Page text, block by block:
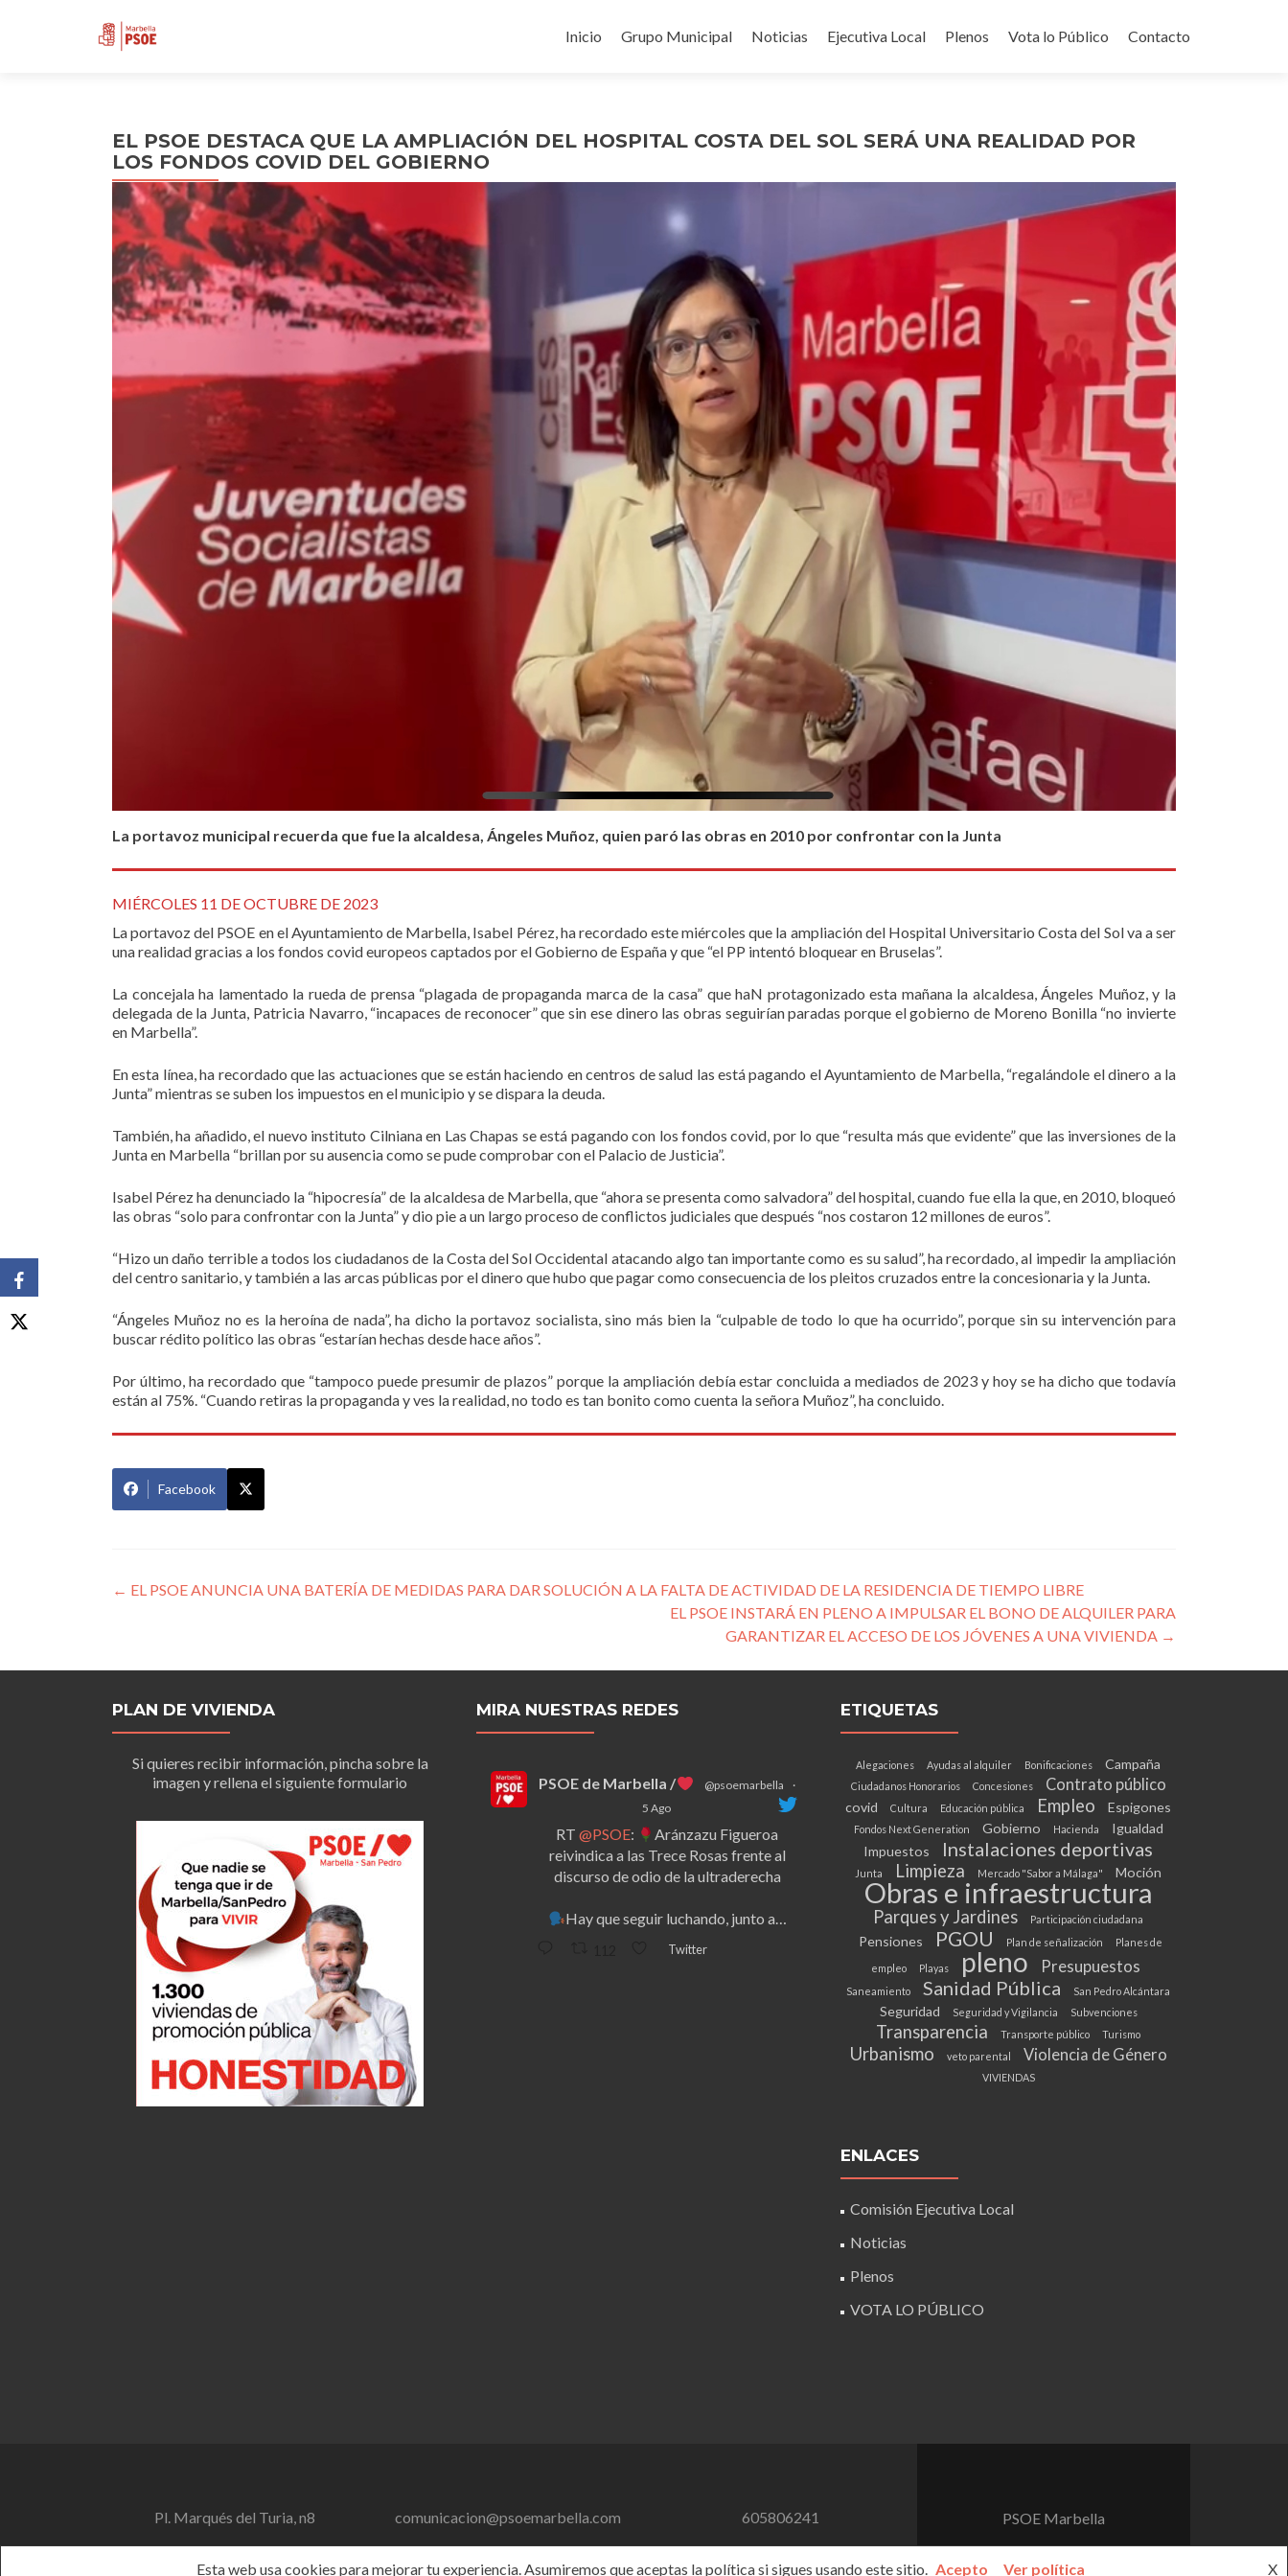
al
Inicio Grupo Municipal Noticias Ejecutiva Local Plenos Vota lo Público Contacto
EL PSOE DESTACA QUE LA AMPLIACIÓN DEL HOSPITAL COSTA DEL SOL SERÁ UNA REALIDAD POR
LOS FONDOS COVID DEL GOBIERNO
La portavoz municipal recuerda que fue la alcaldesa, Ángeles Muñoz, quien paró las obras en 2010 por confrontar con la Junta
MIÉRCOLES 11 DE OCTUBRE DE 2023
La portavoz del PSOE en el Ayuntamiento de Marbella, Isabel Pérez, ha recordado este miércoles que la ampliación del Hospital Universitario Costa del Sol va a ser
una realidad gracias a los fondos covid europeos captados por el Gobierno de España y que “el PP intentó bloquear en Bruselas”.
La concejala ha lamentado la rueda de prensa “plagada de propaganda marca de la casa” que haN protagonizado esta mañana la alcaldesa, Ángeles Muñoz, y la
delegada de la Junta, Patricia Navarro, “incapaces de reconocer” que sin ese dinero las obras seguirían paradas porque el gobierno de Moreno Bonilla “no invierte
en Marbella”.
En esta línea, ha recordado que las actuaciones que se están haciendo en centros de salud las está pagando el Ayuntamiento de Marbella, “regalándole el dinero a la
Junta” mientras se suben los impuestos en el municipio y se dispara la deuda.
También, ha añadido, el nuevo instituto Cilniana en Las Chapas se está pagando con los fondos covid, por lo que “resulta más que evidente” que las inversiones de la
Junta en Marbella “brillan por su ausencia como se pude comprobar con el Palacio de Justicia”.
Isabel Pérez ha denunciado la “hipocresía” de la alcaldesa de Marbella, que “ahora se presenta como salvadora” del hospital, cuando fue ella la que, en 2010, bloqueó
las obras “solo para confrontar con la Junta” y dio pie a un largo proceso de conflictos judiciales que después “nos costaron 12 millones de euros”.
“Hizo un daño terrible a todos los ciudadanos de la Costa del Sol Occidental atacando algo tan importante como es su salud”, ha recordado, al impedir la ampliación
del centro sanitario, y también a las arcas públicas por el dinero que hubo que pagar como consecuencia de los pleitos cruzados entre la concesionaria y la Junta.
“Ángeles Muñoz no es la heroína de nada”, ha dicho la portavoz socialista, sino más bien la “culpable de todo lo que ha ocurrido”, porque sin su intervención para
buscar rédito político las obras “estarían hechas desde hace años”.
Por último, ha recordado que “tampoco puede presumir de plazos” porque la ampliación debía estar concluida a mediados de 2023 y hoy se ha dicho que todavía
están al 75%. “Cuando retiras la propaganda y ves la realidad, no todo es tan bonito como cuenta la señora Muñoz”, ha concluido.
Facebook
Navegación
← EL PSOE ANUNCIA UNA BATERÍA DE MEDIDAS PARA DAR SOLUCIÓN A LA FALTA DE ACTIVIDAD DE LA RESIDENCIA DE TIEMPO LIBRE
EL PSOE INSTARÁ EN PLENO A IMPULSAR EL BONO DE ALQUILER PARA
GARANTIZAR EL ACCESO DE LOS JÓVENES A UNA VIVIENDA →
PLAN DE VIVIENDA
Si quieres recibir información, pincha sobre la
imagen y rellena el siguiente formulario
MIRA NUESTRAS REDES
PSOE de Marbella / @psoemarbella
·
5 Ago
RT @PSOE:
Aránzazu Figueroa
reivindica a las Trece Rosas frente al
discurso de odio de la ultraderecha
Hay que seguir luchando, junto a…
Twitter
ETIQUETAS
Alegaciones Ayudas al alquiler Bonificaciones Campaña
Ciudadanos Honorarios Concesiones Contrato público
covid Cultura Educación pública Empleo Espigones
Fondos Next Generation Gobierno Hacienda
Igualdad
Impuestos
Instalaciones deportivas
Junta Limpieza Mercado "Sabor a Málaga" Moción
Obras e infraestructura
Parques y Jardines Participación ciudadana
Pensiones PGOU Plan de señalización Planes de
empleo Playas pleno Presupuestos
Saneamiento Sanidad Pública San Pedro Alcántara
Seguridad Seguridad y Vigilancia Subvenciones
Transparencia Transporte público Turismo
Urbanismo veto parental Violencia de Género
VIVIENDAS
ENLACES
Comisión Ejecutiva Local
Noticias
Plenos
VOTA LO PÚBLICO
Pl. Marqués del Turia, n8 comunicacion@psoemarbella.com 605806241 PSOE Marbella
Esta web usa cookies para mejorar tu experiencia. Asumiremos que aceptas la política si sigues usando este sitio. X
Acepto Ver política